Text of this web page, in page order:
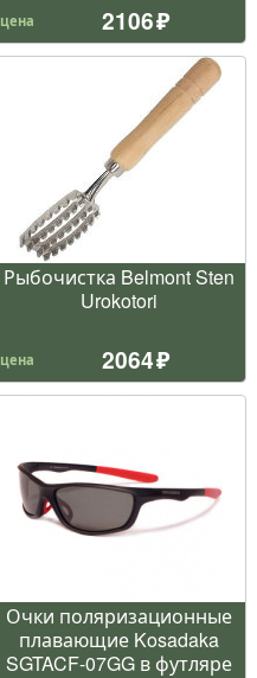
цена 2106
Рыбочистка Belmont Sten
Urokotori
цена 2064
Очки поляризационные
плавающие Kosadaka
SGTACF-07GG в футляре